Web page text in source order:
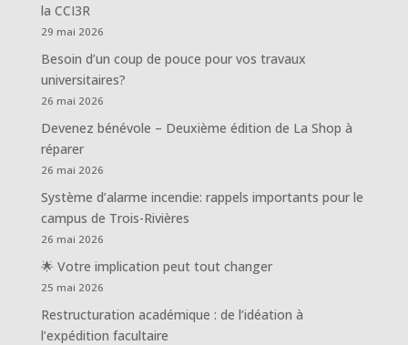
la CCI3R
29 mai 2026
Besoin d’un coup de pouce pour vos travaux
universitaires?
26 mai 2026
Devenez bénévole – Deuxième édition de La Shop à
réparer
26 mai 2026
Système d’alarme incendie: rappels importants pour le
campus de Trois-Rivières
26 mai 2026
🌟 Votre implication peut tout changer
25 mai 2026
Restructuration académique : de l’idéation à
l’expédition facultaire